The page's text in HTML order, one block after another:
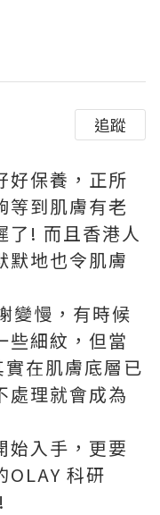
追蹤
好保養，正所
等到肌膚有老
了! 而且香港人
默地也令肌膚
變慢，有時候
些細紋，但當
在肌膚底層已
處理就會成為
始入手，更要
OLAY 科研